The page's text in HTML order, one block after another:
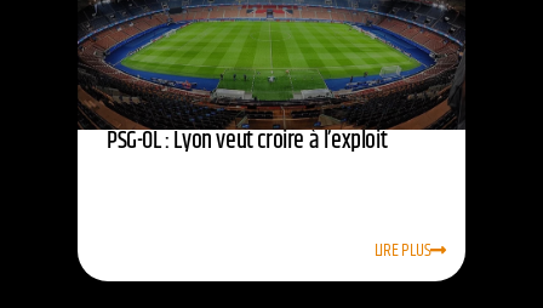
PSG-OL : Lyon veut croire à l’exploit
LIRE PLUS